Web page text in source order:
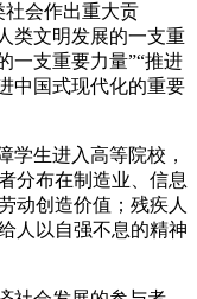
社会作出重大贡
类文明发展的一支重
一支重要力量”“推进
中国式现代化的重要
学生进入高等院校，
分布在制造业、信息
动创造价值；残疾人
人以自强不息的精神